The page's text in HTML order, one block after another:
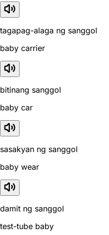
tagapag-alaga ng sanggol
baby carrier
bitinang sanggol
baby car
sasakyan ng sanggol
baby wear
damit ng sanggol
test-tube baby